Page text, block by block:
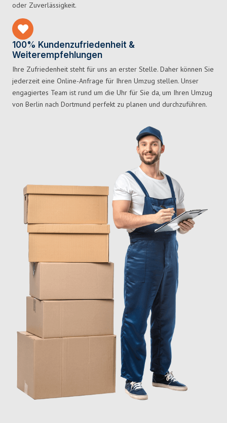
oder Zuverlässigkeit.
100% Kundenzufriedenheit &
Weiterempfehlungen
Ihre Zufriedenheit steht für uns an erster Stelle. Daher können Sie
jederzeit eine Online-Anfrage für Ihren Umzug stellen. Unser
engagiertes Team ist rund um die Uhr für Sie da, um Ihren Umzug
von Berlin nach Dortmund perfekt zu planen und durchzuführen.